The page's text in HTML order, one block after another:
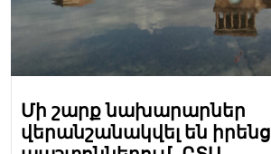
Մի շարք նախարարներ
վերանշանակվել են իրենց